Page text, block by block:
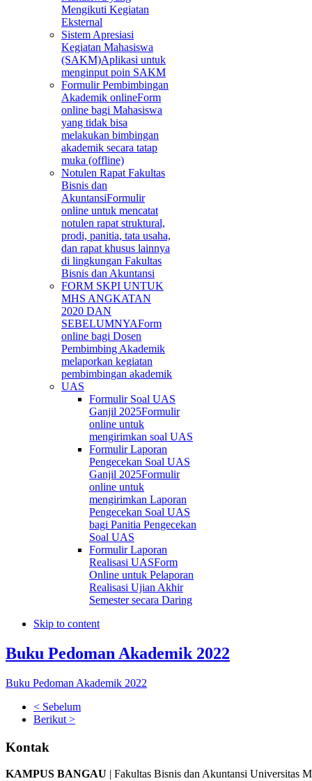
Mengikuti Kegiatan
Eksternal
Sistem Apresiasi
Kegiatan Mahasiswa
(SAKM)Aplikasi untuk
menginput poin SAKM
Formulir Pembimbingan
Akademik onlineForm
online bagi Mahasiswa
yang tidak bisa
melakukan bimbingan
akademik secara tatap
muka (offline)
Notulen Rapat Fakultas
Bisnis dan
AkuntansiFormulir
online untuk mencatat
notulen rapat struktural,
prodi, panitia, tata usaha,
dan rapat khusus lainnya
di lingkungan Fakultas
Bisnis dan Akuntansi
FORM SKPI UNTUK
MHS ANGKATAN
2020 DAN
SEBELUMNYAForm
online bagi Dosen
Pembimbing Akademik
melaporkan kegiatan
pembimbingan akademik
UAS
Formulir Soal UAS
Ganjil 2025Formulir
online untuk
mengirimkan soal UAS
Formulir Laporan
Pengecekan Soal UAS
Ganjil 2025Formulir
online untuk
mengirimkan Laporan
Pengecekan Soal UAS
bagi Panitia Pengecekan
Soal UAS
Formulir Laporan
Realisasi UASForm
Online untuk Pelaporan
Realisasi Ujian Akhir
Semester secara Daring
Skip to content
Buku Pedoman Akademik 2022
Buku Pedoman Akademik 2022
< Sebelum
Berikut >
Kontak
KAMPUS BANGAU | Fakultas Bisnis dan Akuntansi Universitas